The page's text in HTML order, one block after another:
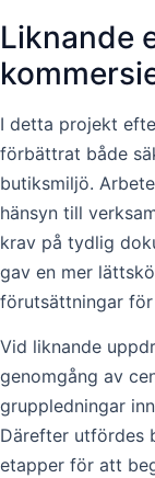
Liknande
I detta projekt
förbättrat både
butiksmiljö.
hänsyn till
krav på tydlig
gav en mer
förutsättningar
Vid liknande
genomgång av
gruppledningar
Därefter utfördes
etapper för att